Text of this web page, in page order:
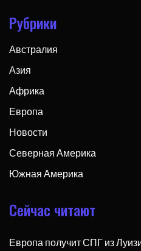
Рубрики
Австралия
Азия
Африка
Европа
Новости
Северная Америка
Южная Америка
Сейчас читают
Европа получит СПГ из